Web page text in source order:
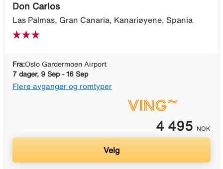
Don Carlos
Las Palmas, Gran Canaria, Kanariøyene, Spania
Fra:Oslo Gardermoen Airport
7 dager, 9 Sep - 16 Sep
Flere avganger og romtyper
4 495 NOK
Velg